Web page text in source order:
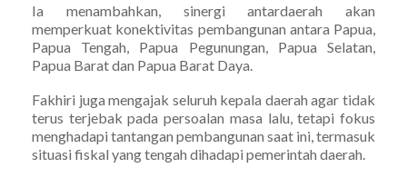
Ia menambahkan, sinergi antardaerah akan
memperkuat konektivitas pembangunan antara Papua,
Papua Tengah, Papua Pegunungan, Papua Selatan,
Papua Barat dan Papua Barat Daya.
Fakhiri juga mengajak seluruh kepala daerah agar tidak
terus terjebak pada persoalan masa lalu, tetapi fokus
menghadapi tantangan pembangunan saat ini, termasuk
situasi fiskal yang tengah dihadapi pemerintah daerah.